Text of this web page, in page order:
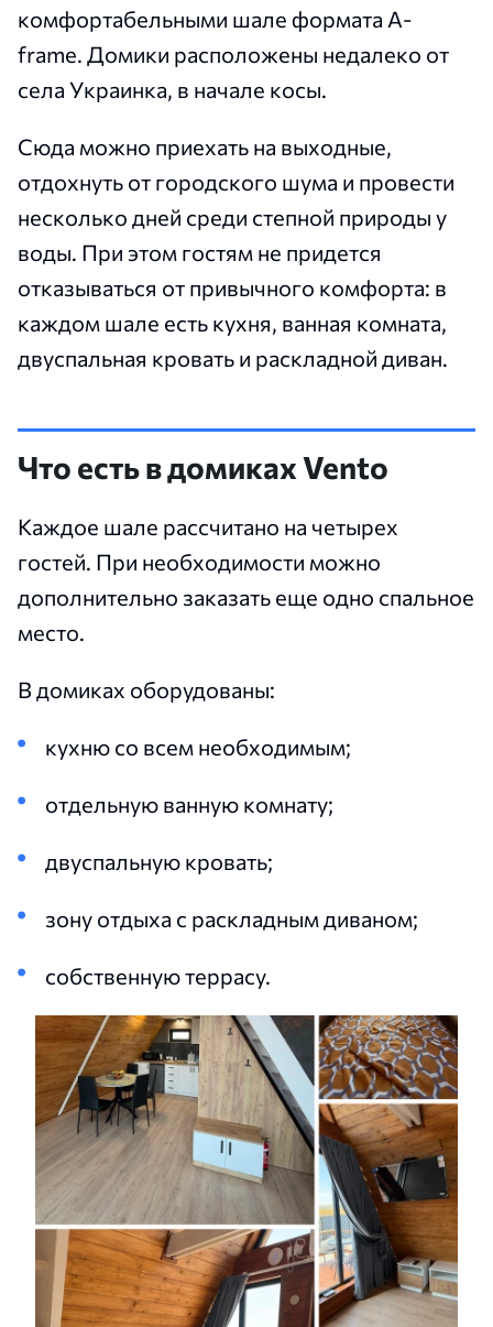
комфортабельными шале формата A-
frame. Домики расположены недалеко от
села Украинка, в начале косы.
Сюда можно приехать на выходные,
отдохнуть от городского шума и провести
несколько дней среди степной природы у
воды. При этом гостям не придется
отказываться от привычного комфорта: в
каждом шале есть кухня, ванная комната,
двуспальная кровать и раскладной диван.
Что есть в домиках Vento
Каждое шале рассчитано на четырех
гостей. При необходимости можно
дополнительно заказать еще одно спальное
место.
В домиках оборудованы:
кухню со всем необходимым;
отдельную ванную комнату;
двуспальную кровать;
зону отдыха с раскладным диваном;
собственную террасу.